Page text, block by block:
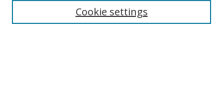
Select context to search:Cookie settings